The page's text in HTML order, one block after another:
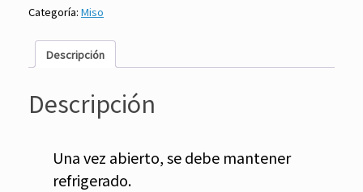
Categoría: Miso
Descripción
Descripción
Una vez abierto, se debe mantener
refrigerado.